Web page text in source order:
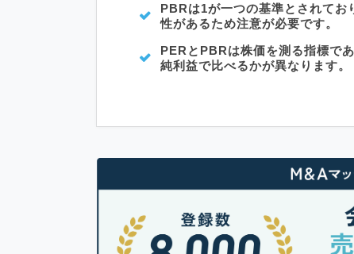
PBRは1が一つの基準とされてお
性があるため注意が必要です。
PERとPBRは株価を測る指標で
純利益で比べるかが異なります。